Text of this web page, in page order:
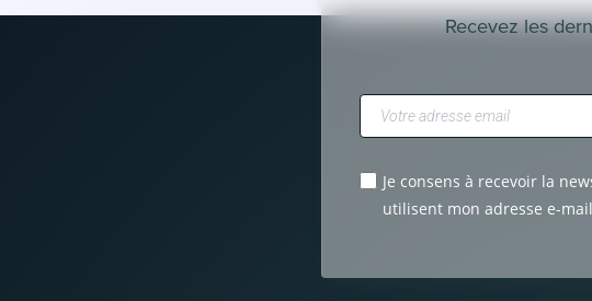
Recevez les
Je consens à recevoir la
utilisent mon adresse e-